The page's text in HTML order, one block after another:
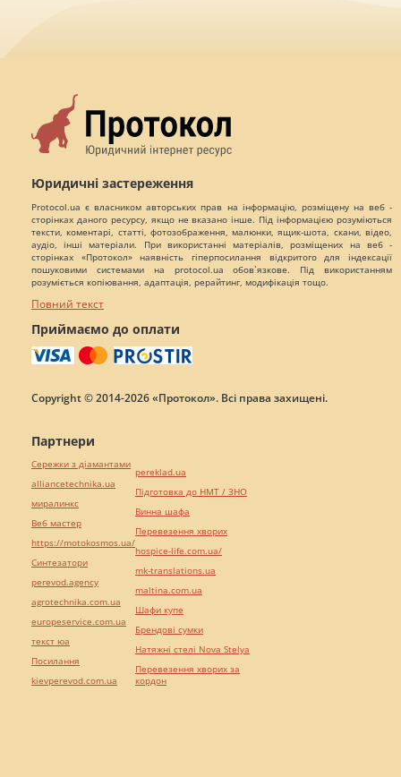
Юридичні застереження
Protocol.ua є власником авторських прав на інформацію, розміщену на веб -
сторінках даного ресурсу, якщо не вказано інше. Під інформацією розуміються
тексти, коментарі, статті, фотозображення, малюнки, ящик-шота, скани, відео,
аудіо, інші матеріали. При використанні матеріалів, розміщених на веб -
сторінках «Протокол» наявність гіперпосилання відкритого для індексації
пошуковими системами на protocol.ua обов`язкове. Під використанням
розуміється копіювання, адаптація, рерайтинг, модифікація тощо.
Повний текст
Приймаємо до оплати
Copyright © 2014-2026 «Протокол». Всі права захищені.
Партнери
Сережки з діамантами
alliancetechnika.ua
миралинкс
Веб мастер
https://motokosmos.ua/
Синтезатори
perevod.agency
agrotechnika.com.ua
europeservice.com.ua
текст юа
Посилання
kievperevod.com.ua
pereklad.ua
Підготовка до НМТ / ЗНО
Винна шафа
Перевезення хворих
hospice-life.com.ua/
mk-translations.ua
maltina.com.ua
Шафи купе
Брендові сумки
Натяжні стелі Nova Stelya
Перевезення хворих за
кордон